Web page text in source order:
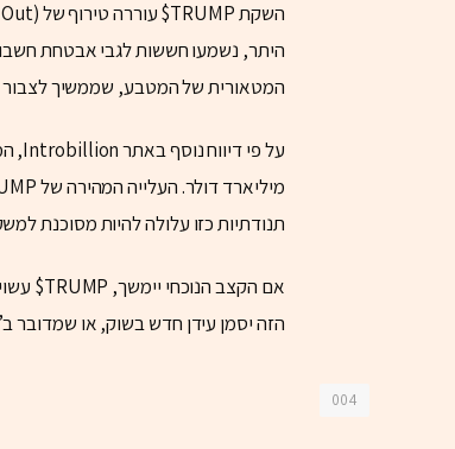
היתר, נשמעו חששות לגבי אבטחת
המטאורית של המטבע, שממשיך לצבור
תנודתיות כזו עלולה להיות מסוכנת
אם הקצב הנוכחי יימשך, TRUMP$ עשוי להפוך לאחד ממטבעות המם המשמעותיים ביותר
הזה יסמן עידן חדש בשוק, או
004